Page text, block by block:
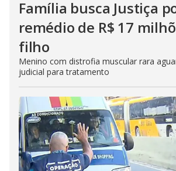
Família busca Justiça
remédio de R$ 17
filho
Menino com distrofia muscular rara
judicial para tratamento